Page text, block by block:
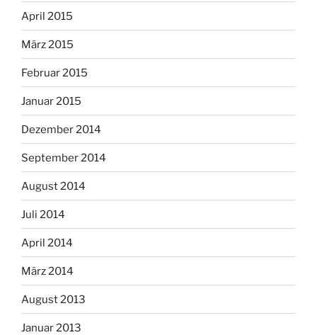
April 2015
März 2015
Februar 2015
Januar 2015
Dezember 2014
September 2014
August 2014
Juli 2014
April 2014
März 2014
August 2013
Januar 2013